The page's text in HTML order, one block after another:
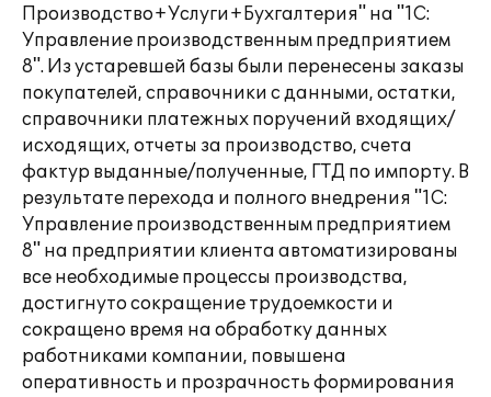
Производство+Услуги+Бухгалтерия" на "1С:
Управление производственным предприятием
8". Из устаревшей базы были перенесены заказы
покупателей, справочники с данными, остатки,
справочники платежных поручений входящих/
исходящих, отчеты за производство, счета
фактур выданные/полученные, ГТД по импорту. В
результате перехода и полного внедрения "1С:
Управление производственным предприятием
8" на предприятии клиента автоматизированы
все необходимые процессы производства,
достигнуто сокращение трудоемкости и
сокращено время на обработку данных
работниками компании, повышена
оперативность и прозрачность формирования